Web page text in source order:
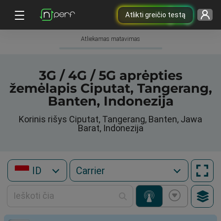
Atlikti greičio testą
Atliekamas matavimas
3G / 4G / 5G aprėpties
žemėlapis Ciputat, Tangerang,
Banten, Indonezija
Korinis rišys Ciputat, Tangerang, Banten, Jawa
Barat, Indonezija
ID